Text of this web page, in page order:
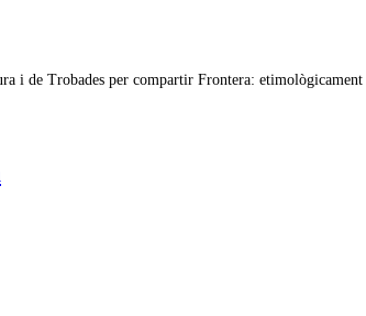
i de Trobades per compartir Frontera: